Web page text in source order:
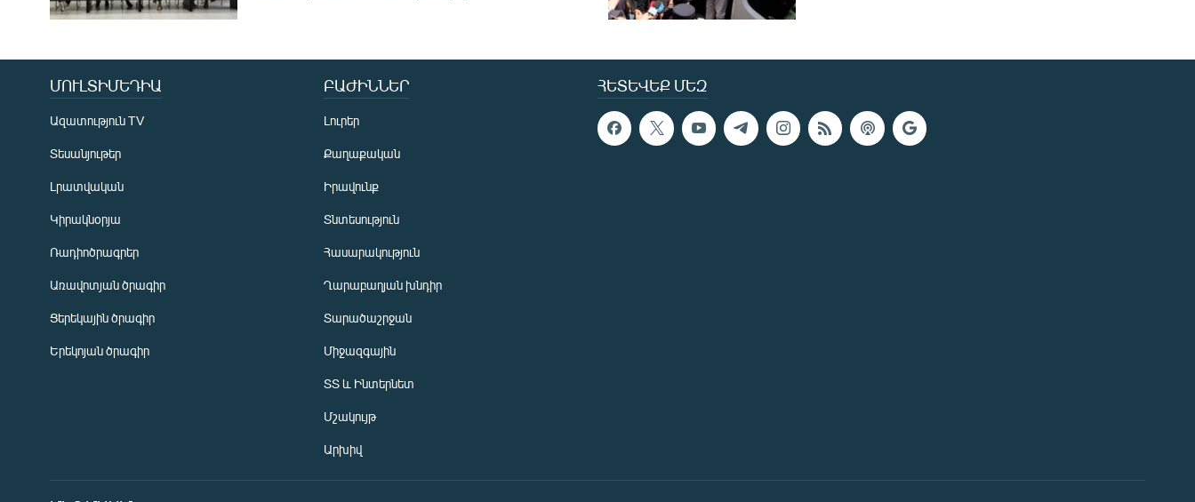
ՀԵՏԵՎԵՔ ՄԵԶ
ՄՈՒԼՏԻՄԵԴԻԱ
Ազատություն TV
Տեսանյութեր
Լրատվական
Կիրակնօրյա
Ռադիոծրագրեր
Առավոտյան ծրագիր
Ցերեկային ծրագիր
Երեկոյան ծրագիր
ԲԱԺԻՆՆԵՐ
Լուրեր
Քաղաքական
Իրավունք
Տնտեսություն
Հասարակություն
Ղարաբաղյան խնդիր
Տարածաշրջան
Միջազգային
ՏՏ և Ինտերնետ
Մշակույթ
Արխիվ